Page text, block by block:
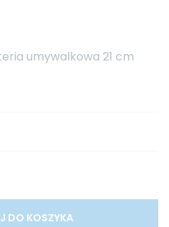
umywalkowa 21 cm
DO KOSZYKA